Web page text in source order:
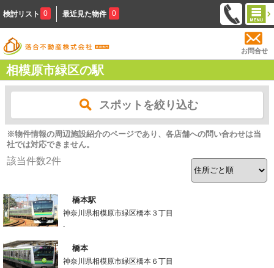
検討リスト 0 最近見た物件 0
お問合せ
相模原市緑区の駅
スポットを絞り込む
※物件情報の周辺施設紹介のページであり、各店舗への問い合わせは当
社では対応できません。
該当件数2件
橋本駅
神奈川県相模原市緑区橋本３丁目
-
橋本
神奈川県相模原市緑区橋本６丁目